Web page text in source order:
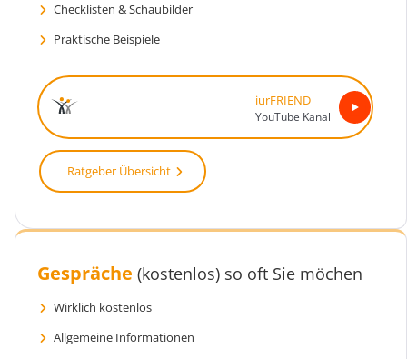
Checklisten & Schaubilder
Praktische Beispiele
iurFRIEND
YouTube Kanal
Ratgeber Übersicht
Gespräche (kostenlos) so oft Sie möchen
Wirklich kostenlos
Allgemeine Informationen